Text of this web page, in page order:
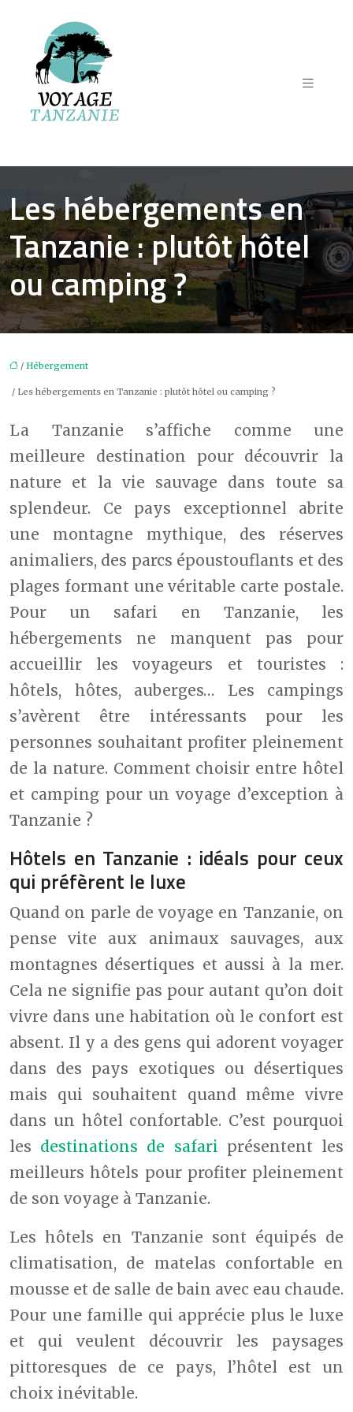
Les hébergements en
Tanzanie : plutôt hôtel
ou camping ?
/ Hébergement
/ Les hébergements en Tanzanie : plutôt hôtel ou camping ?
La Tanzanie s’affiche comme une
meilleure destination pour découvrir la
nature et la vie sauvage dans toute sa
splendeur. Ce pays exceptionnel abrite
une montagne mythique, des réserves
animaliers, des parcs époustouflants et des
plages formant une véritable carte postale.
Pour un safari en Tanzanie, les
hébergements ne manquent pas pour
accueillir les voyageurs et touristes :
hôtels, hôtes, auberges… Les campings
s’avèrent être intéressants pour les
personnes souhaitant profiter pleinement
de la nature. Comment choisir entre hôtel
et camping pour un voyage d’exception à
Tanzanie ?
Hôtels en Tanzanie : idéals pour ceux
qui préfèrent le luxe
Quand on parle de voyage en Tanzanie, on
pense vite aux animaux sauvages, aux
montagnes désertiques et aussi à la mer.
Cela ne signifie pas pour autant qu’on doit
vivre dans une habitation où le confort est
absent. Il y a des gens qui adorent voyager
dans des pays exotiques ou désertiques
mais qui souhaitent quand même vivre
dans un hôtel confortable. C’est pourquoi
les destinations de safari présentent les
meilleurs hôtels pour profiter pleinement
de son voyage à Tanzanie.
Les hôtels en Tanzanie sont équipés de
climatisation, de matelas confortable en
mousse et de salle de bain avec eau chaude.
Pour une famille qui apprécie plus le luxe
et qui veulent découvrir les paysages
pittoresques de ce pays, l’hôtel est un
choix inévitable.